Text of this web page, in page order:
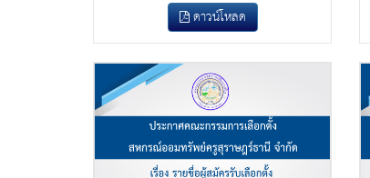
ดาวน์โหลด